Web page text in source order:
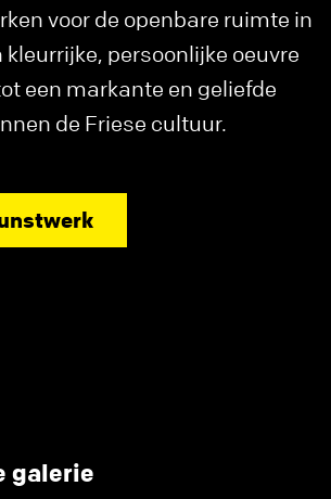
voor de openbare ruimte in
persoonlijke oeuvre
een markante en geliefde
de Friese cultuur.
galerie